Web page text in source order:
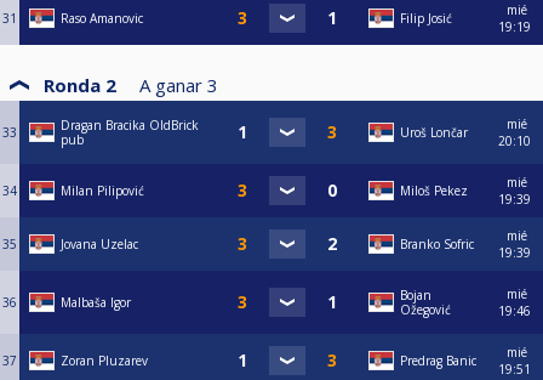
31 Raso Amanovic Filip Josić
mié
19:19
Ronda 2 A ganar 3
33
Dragan Bracika OldBrick
pub
Uroš Lončar
mié
20:10
34 Milan Pilipović Miloš Pekez
mié
19:39
35 Jovana Uzelac Branko Sofric
mié
19:39
36 Malbaša Igor
Bojan
Ožegović
mié
19:46
37 Zoran Pluzarev Predrag Banic
mié
19:51